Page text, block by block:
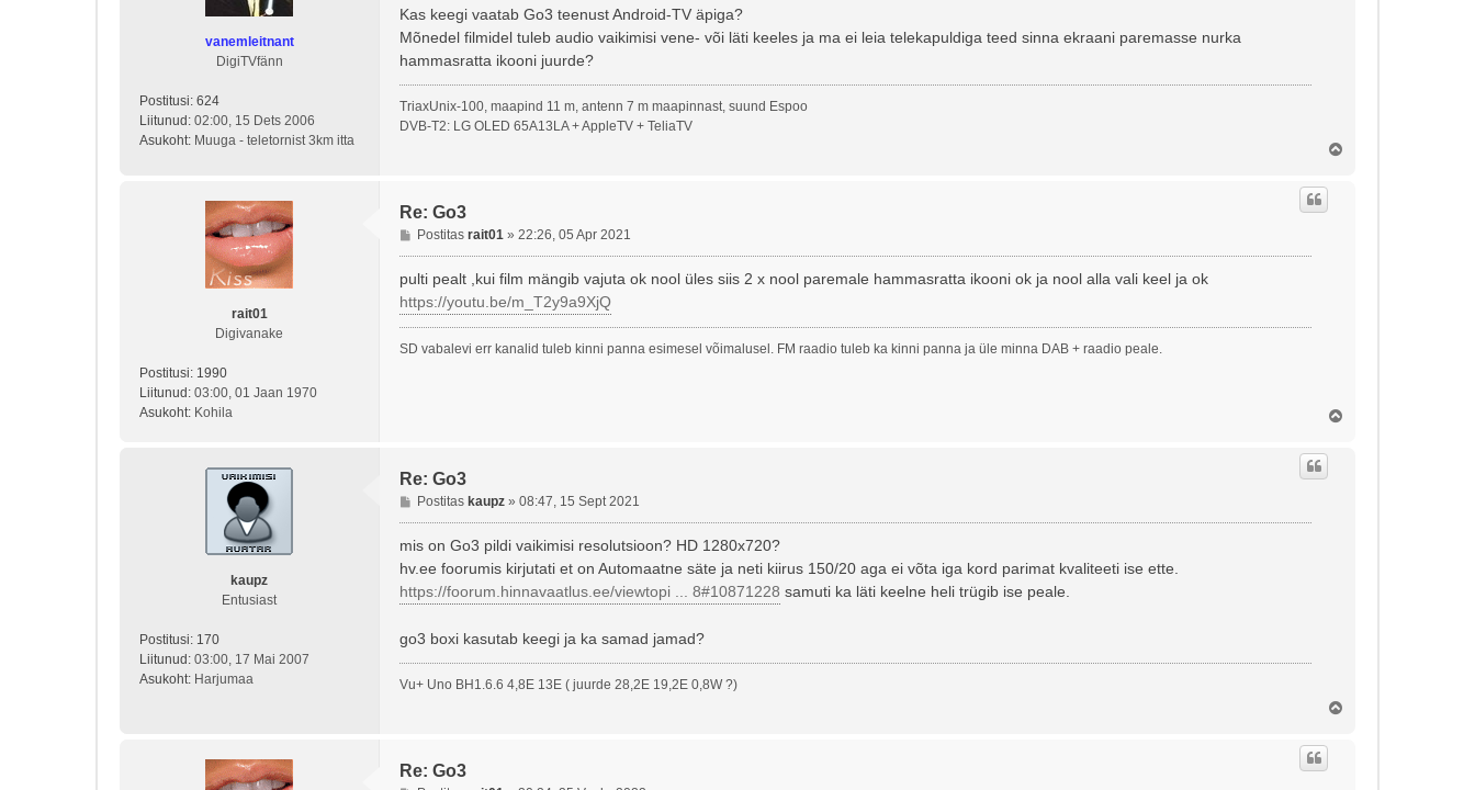
vanemleitnant
DigiTVfänn
Postitusi: 624
Liitunud: 02:00, 15 Dets 2006
Asukoht: Muuga - teletornist 3km itta
s
t
t
u
s
Kas keegi vaatab Go3 teenust Android-TV äpiga?
Mõnedel filmidel tuleb audio vaikimisi vene- või läti keeles ja ma ei leia telekapuldiga teed sinna ekraani paremasse nurka
hammasratta ikooni juurde?
TriaxUnix-100, maapind 11 m, antenn 7 m maapinnast, suund Espoo
DVB-T2: LG OLED 65A13LA + AppleTV + TeliaTV
rait01
Digivanake
Postitusi: 1990
Liitunud: 03:00, 01 Jaan 1970
Asukoht: Kohila
Re: Go3
P
o
s
i
t
u
Postitas rait01» 22:26, 05 Apr 2021
pulti pealt ,kui film mängib vajuta ok nool üles siis 2 x nool paremale hammasratta ikooni ok ja nool alla vali keel ja ok
https://youtu.be/m_T2y9a9XjQ
SD vabalevi err kanalid tuleb kinni panna esimesel võimalusel. FM raadio tuleb ka kinni panna ja üle minna DAB + raadio peale.
kaupz
Entusiast
Postitusi: 170
Liitunud: 03:00, 17 Mai 2007
Asukoht: Harjumaa
Re: Go3
P
o
s
t
s
Postitas kaupz» 08:47, 15 Sept 2021
mis on Go3 pildi vaikimisi resolutsioon? HD 1280x720?
hv.ee foorumis kirjutati et on Automaatne säte ja neti kiirus 150/20 aga ei võta iga kord parimat kvaliteeti ise ette.
https://foorum.hinnavaatlus.ee/viewtopi ... 8#10871228 samuti ka läti keelne heli trügib ise peale.
go3 boxi kasutab keegi ja ka samad jamad?
Vu+ Uno BH1.6.6 4,8E 13E ( juurde 28,2E 19,2E 0,8W ?)
Re: Go3